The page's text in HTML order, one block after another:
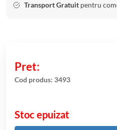
Transport Gratuit pentru
Cod produs: 3493
Stoc epuizat